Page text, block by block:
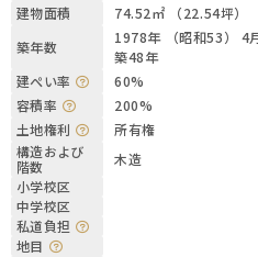
建物面積
74.52㎡ （22.54坪）
築年数
1978年 （昭和53） 4
築48年
建ぺい率
60%
容積率
200%
土地権利
所有権
構造および
階数
木造
小学校区
中学校区
私道負担
地目